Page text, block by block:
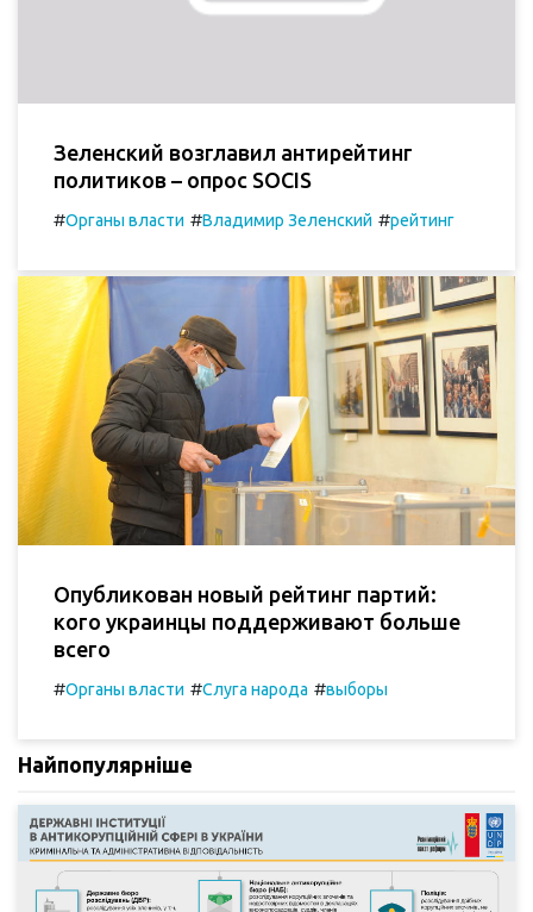
Зеленский возглавил антирейтинг
политиков – опрос SOCIS
#Органы власти #Владимир Зеленский #рейтинг
Опубликован новый рейтинг партий:
кого украинцы поддерживают больше
всего
#Органы власти #Слуга народа #выборы
Найпопулярніше